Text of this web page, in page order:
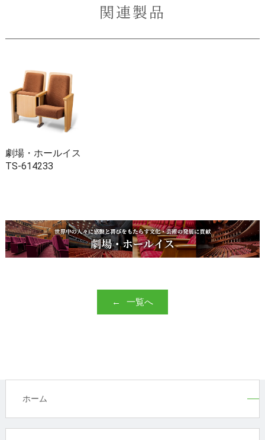
関連製品
劇場・ホールイス
TS-614233
一覧へ
ホーム